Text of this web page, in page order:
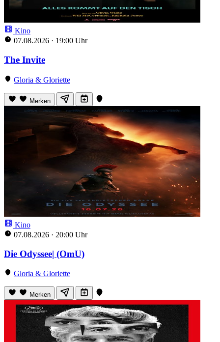
Kino
07.08.2026 · 19:00 Uhr
The Invite
Gloria & Gloriette
Merken
Kino
07.08.2026 · 20:00 Uhr
Die Odyssee| (OmU)
Gloria & Gloriette
Merken